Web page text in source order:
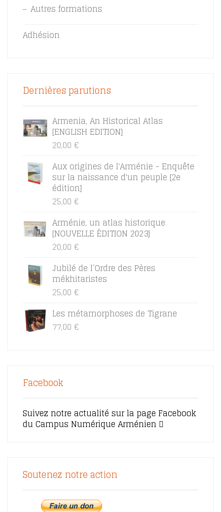
Autres formations
Adhésion
Dernières parutions
Armenia, An Historical Atlas
[ENGLISH EDITION]
20,00 €
Aux origines de l'Arménie - Enquête
sur la naissance d'un peuple [2e
édition]
25,00 €
Arménie, un atlas historique
[NOUVELLE ÉDITION 2023]
20,00 €
Jubilé de l’Ordre des Pères
mékhitaristes
25,00 €
Les métamorphoses de Tigrane
77,00 €
Facebook
Suivez notre actualité sur la page Facebook
du Campus Numérique Arménien
Soutenez notre action